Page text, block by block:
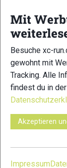
7
© Bilder 1 - 8:
VERWANDTE
Ultra 3: Galerie
Mit
Besuche xc-
gewohnt mit
Tracking. Alle
findest du in der
Akzeptieren
Impressum